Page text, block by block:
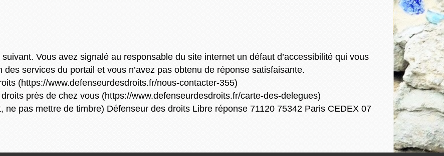
Vous avez signalé au responsable du site internet un défaut d’accessibilité qui vous
services du portail et vous n’avez pas obtenu de réponse satisfaisante.
(https://www.defenseurdesdroits.fr/nous-contacter-355)
près de chez vous (https://www.defenseurdesdroits.fr/carte-des-delegues)
ne pas mettre de timbre) Défenseur des droits Libre réponse 71120 75342 Paris CEDEX 07